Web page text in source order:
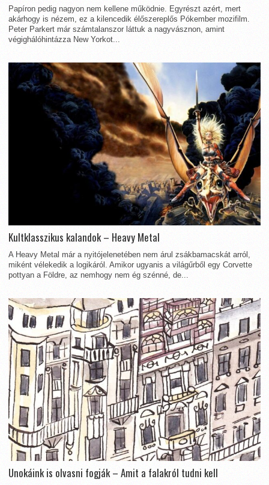
Papíron pedig nagyon nem kellene működnie. Egyrészt azért, mert
akárhogy is nézem, ez a kilencedik élőszereplős Pókember mozifilm.
Peter Parkert már számtalanszor láttuk a nagyvásznon, amint
végighálóhintázza New Yorkot...
Kultklasszikus kalandok – Heavy Metal
A Heavy Metal már a nyitójelenetében nem árul zsákbamacskát arról,
miként vélekedik a logikáról. Amikor ugyanis a világűrből egy Corvette
pottyan a Földre, az nemhogy nem ég szénné, de...
Unokáink is olvasni fogják – Amit a falakról tudni kell